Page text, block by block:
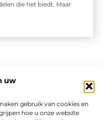
uw
gebruik van cookies en
hoe u onze website
die het biedt. Maar